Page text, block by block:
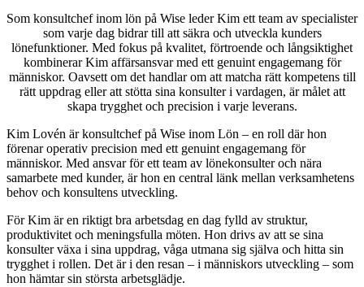
Som konsultchef inom lön på Wise leder Kim ett team av specialister
som varje dag bidrar till att säkra och utveckla kunders
lönefunktioner. Med fokus på kvalitet, förtroende och långsiktighet
kombinerar Kim affärsansvar med ett genuint engagemang för
människor. Oavsett om det handlar om att matcha rätt kompetens till
rätt uppdrag eller att stötta sina konsulter i vardagen, är målet att
skapa trygghet och precision i varje leverans.
Kim Lovén är konsultchef på Wise inom Lön – en roll där hon
förenar operativ precision med ett genuint engagemang för
människor. Med ansvar för ett team av lönekonsulter och nära
samarbete med kunder, är hon en central länk mellan verksamhetens
behov och konsultens utveckling.
För Kim är en riktigt bra arbetsdag en dag fylld av struktur,
produktivitet och meningsfulla möten. Hon drivs av att se sina
konsulter växa i sina uppdrag, våga utmana sig själva och hitta sin
trygghet i rollen. Det är i den resan – i människors utveckling – som
hon hämtar sin största arbetsglädje.